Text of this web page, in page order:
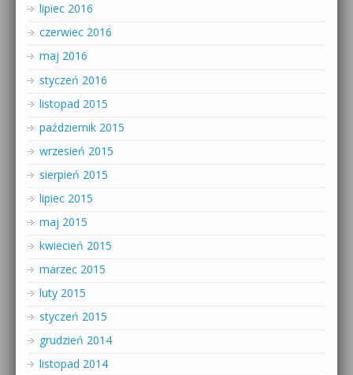
lipiec 2016
czerwiec 2016
maj 2016
styczeń 2016
listopad 2015
październik 2015
wrzesień 2015
sierpień 2015
lipiec 2015
maj 2015
kwiecień 2015
marzec 2015
luty 2015
styczeń 2015
grudzień 2014
listopad 2014